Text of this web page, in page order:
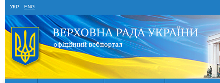
УКР ENG